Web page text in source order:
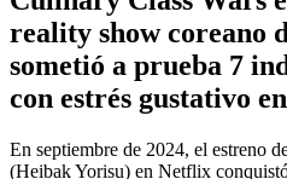
reality show coreano
sometió a prueba 7
con estrés gustativo
En septiembre de 2024, el estreno
(Heibak Yorisu) en Netflix